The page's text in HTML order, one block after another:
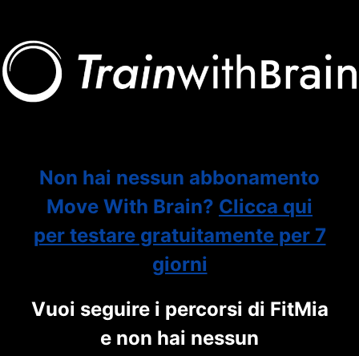
Non hai nessun abbonamento
Move With Brain? Clicca qui
per testare gratuitamente per 7
giorni
Vuoi seguire i percorsi di FitMia
e non hai nessun